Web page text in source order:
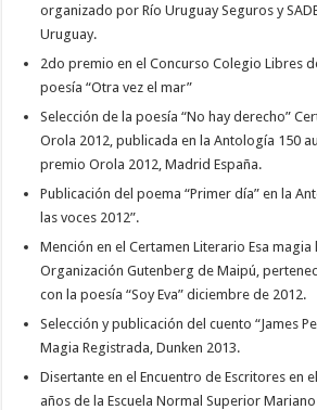
organizado por Río Uruguay Seguros y
Uruguay.
2do premio en el Concurso Colegio Libres
poesía “Otra vez el mar”
Selección de la poesía “No hay derecho”
Orola 2012, publicada en la Antología 150
premio Orola 2012, Madrid España.
Publicación del poema “Primer día” en la
las voces 2012”.
Mención en el Certamen Literario Esa
Organización Gutenberg de Maipú,
con la poesía “Soy Eva” diciembre de 2012.
Selección y publicación del cuento “James
Magia Registrada, Dunken 2013.
Disertante en el Encuentro de Escritores en
años de la Escuela Normal Superior